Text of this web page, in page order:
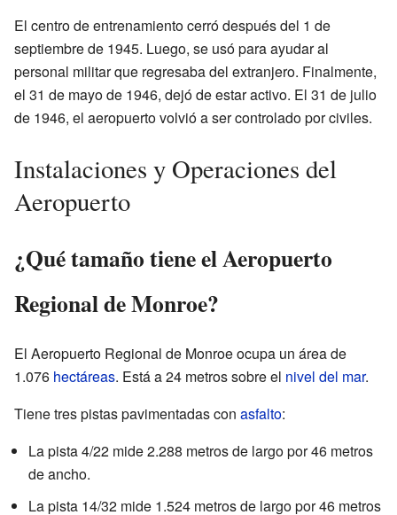
El centro de entrenamiento cerró después del 1 de
septiembre de 1945. Luego, se usó para ayudar al
personal militar que regresaba del extranjero. Finalmente,
el 31 de mayo de 1946, dejó de estar activo. El 31 de julio
de 1946, el aeropuerto volvió a ser controlado por civiles.
Instalaciones y Operaciones del
Aeropuerto
¿Qué tamaño tiene el Aeropuerto
Regional de Monroe?
El Aeropuerto Regional de Monroe ocupa un área de
1.076 hectáreas. Está a 24 metros sobre el nivel del mar.
Tiene tres pistas pavimentadas con asfalto:
La pista 4/22 mide 2.288 metros de largo por 46 metros
de ancho.
La pista 14/32 mide 1.524 metros de largo por 46 metros